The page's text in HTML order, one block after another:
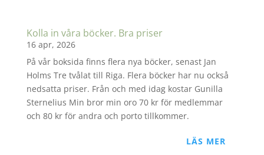
Kolla in våra böcker. Bra priser
16 apr, 2026
På vår boksida finns flera nya böcker, senast Jan
Holms Tre tvålat till Riga. Flera böcker har nu också
nedsatta priser. Från och med idag kostar Gunilla
Sternelius Min bror min oro 70 kr för medlemmar
och 80 kr för andra och porto tillkommer.
LÄS MER